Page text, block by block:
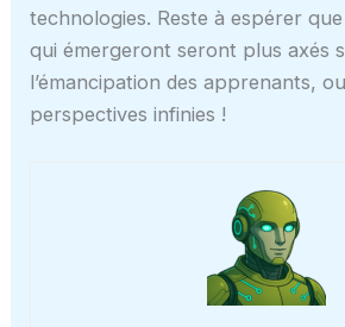
technologies. Reste à espérer
qui émergeront seront plus axés
l’émancipation des apprenants,
perspectives infinies !